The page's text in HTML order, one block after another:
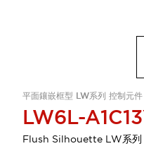
平面鑲嵌框型 LW系列 控制元件
LW6L-
Flush Silhouette LW系